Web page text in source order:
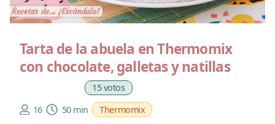
Tarta de la abuela en Thermomix
con chocolate, galletas y natillas
15 votos
16
50 min Thermomix